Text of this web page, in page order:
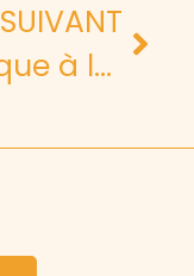
SUIVANT
Panique à la maison de retraite !